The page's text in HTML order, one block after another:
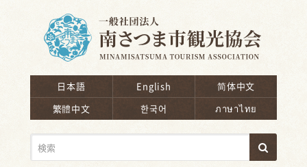
日本語 English
简体中文
繁體中文
한국어 ภาษาไทย